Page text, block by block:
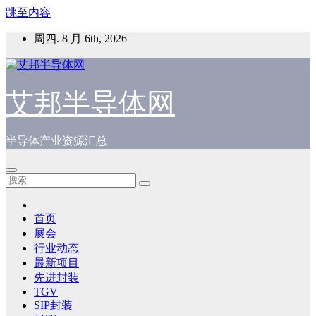
跳至内容
周四. 8 月 6th, 2026
艾邦半导体网
半导体产业资源汇总
首页
展会
行业动态
最新项目
先进封装
TGV
SIP封装